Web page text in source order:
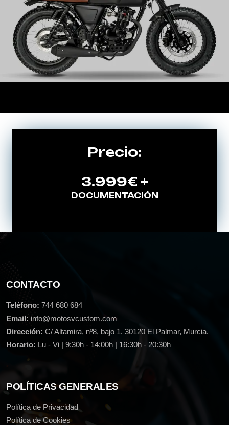
Precio:
3.999€ +
DOCUMENTACIÓN
CONTACTO
Teléfono: 744 680 684
Email: info@motosvcustom.com
Dirección: C/ Altamira, nº8, bajo 1. 30120 El Palmar, Murcia.
Horario: Lu - Vi | 9:30h - 14:00h | 16:30h - 20:30h
POLÍTICAS GENERALES
Política de Privacidad
Política de Cookies